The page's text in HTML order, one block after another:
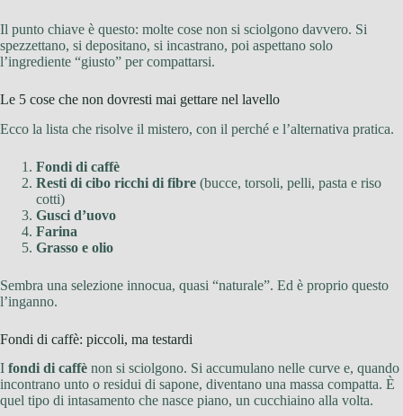
Il punto chiave è questo: molte cose non si sciolgono davvero. Si
spezzettano, si depositano, si incastrano, poi aspettano solo
l’ingrediente “giusto” per compattarsi.
Le 5 cose che non dovresti mai gettare nel lavello
Ecco la lista che risolve il mistero, con il perché e l’alternativa pratica.
Fondi di caffè
Resti di cibo ricchi di fibre (bucce, torsoli, pelli, pasta e riso
cotti)
Gusci d’uovo
Farina
Grasso e olio
Sembra una selezione innocua, quasi “naturale”. Ed è proprio questo
l’inganno.
Fondi di caffè: piccoli, ma testardi
I fondi di caffè non si sciolgono. Si accumulano nelle curve e, quando
incontrano unto o residui di sapone, diventano una massa compatta. È
quel tipo di intasamento che nasce piano, un cucchiaino alla volta.